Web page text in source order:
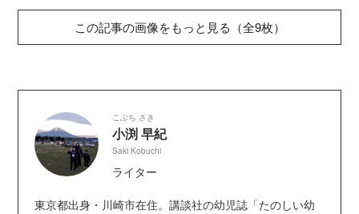
この記事の画像をもっと見る（全9枚）
こぶち さき
小渕 早紀
Saki Kobuchi
ライター
東京都出身・川崎市在住。講談社の幼児誌「たのしい幼